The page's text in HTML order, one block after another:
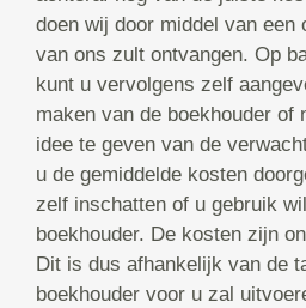
doen wij door middel van een
van ons zult ontvangen. Op
kunt u vervolgens zelf
maken van de boekhouder of
idee te geven van de
u de gemiddelde kosten
zelf inschatten of u gebruik
boekhouder. De kosten zijn
Dit is dus afhankelijk van de
boekhouder voor u zal